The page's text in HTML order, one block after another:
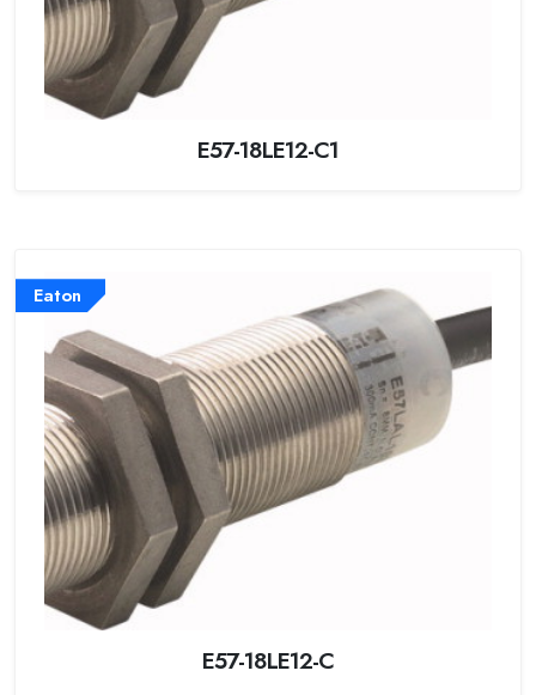
E57-18LE12-C1
Eaton
E57-18LE12-C